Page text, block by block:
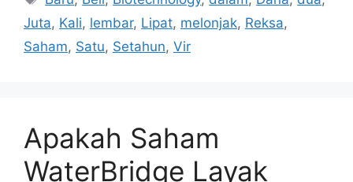
Juta, Kali, lembar, Lipat, melonjak, Reksa,
Saham, Satu, Setahun, Vir
Apakah Saham
WaterBridge Layak